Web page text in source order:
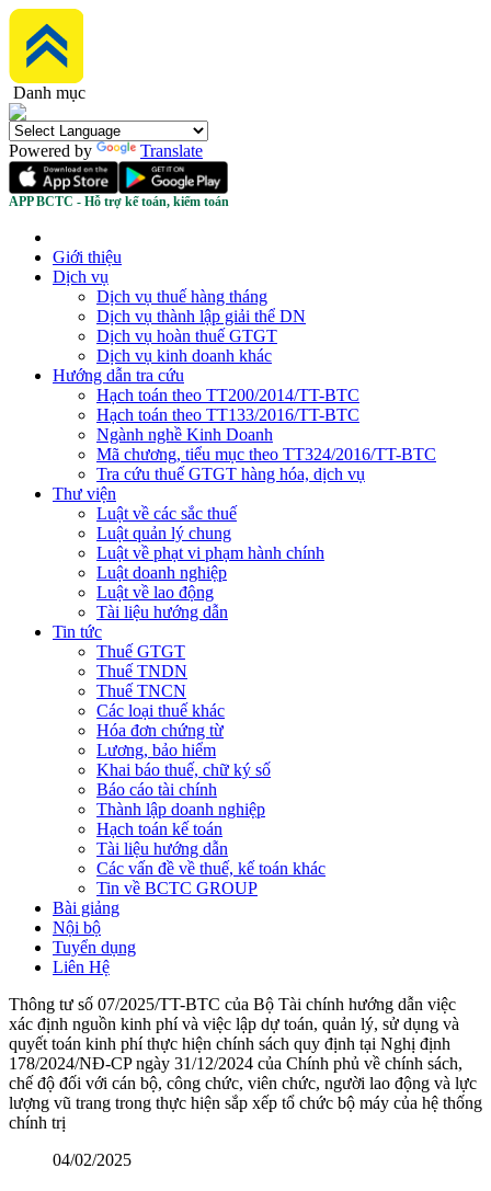
Danh mục
Powered by Translate
APP BCTC - Hỗ trợ kế toán, kiểm toán
Giới thiệu
Dịch vụ
Dịch vụ thuế hàng tháng
Dịch vụ thành lập giải thể DN
Dịch vụ hoàn thuế GTGT
Dịch vụ kinh doanh khác
Hướng dẫn tra cứu
Hạch toán theo TT200/2014/TT-BTC
Hạch toán theo TT133/2016/TT-BTC
Ngành nghề Kinh Doanh
Mã chương, tiểu mục theo TT324/2016/TT-BTC
Tra cứu thuế GTGT hàng hóa, dịch vụ
Thư viện
Luật về các sắc thuế
Luật quản lý chung
Luật về phạt vi phạm hành chính
Luật doanh nghiệp
Luật về lao động
Tài liệu hướng dẫn
Tin tức
Thuế GTGT
Thuế TNDN
Thuế TNCN
Các loại thuế khác
Hóa đơn chứng từ
Lương, bảo hiểm
Khai báo thuế, chữ ký số
Báo cáo tài chính
Thành lập doanh nghiệp
Hạch toán kế toán
Tài liệu hướng dẫn
Các vấn đề về thuế, kế toán khác
Tin về BCTC GROUP
Bài giảng
Nội bộ
Tuyển dụng
Liên Hệ
Thông tư số 07/2025/TT-BTC của Bộ Tài chính hướng dẫn việc
xác định nguồn kinh phí và việc lập dự toán, quản lý, sử dụng và
quyết toán kinh phí thực hiện chính sách quy định tại Nghị định
178/2024/NĐ-CP ngày 31/12/2024 của Chính phủ về chính sách,
chế độ đối với cán bộ, công chức, viên chức, người lao động và lực
lượng vũ trang trong thực hiện sắp xếp tổ chức bộ máy của hệ thống
chính trị
04/02/2025